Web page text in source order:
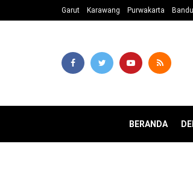
Garut Karawang Purwakarta
BERANDA